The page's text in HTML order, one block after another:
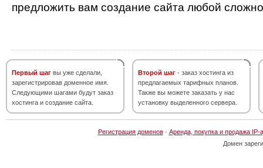
предложить вам создание сайта любой
Первый шаг вы уже сделали,
зарегистрировав доменное имя.
Следующими шагами будут заказ
хостинга и создание сайта.
Второй шаг - заказ хостинга из
предлагаемых тарифных планов.
Также вы можете заказать у нас
установку выделенного сервера.
Регистрация доменов· Аренда, покупка и продажа IP-
Домен